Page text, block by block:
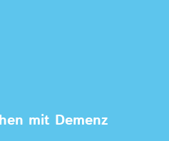
mit Demenz